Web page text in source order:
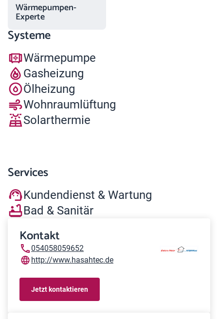
Wärmepumpen-
Experte
Systeme
Wärmepumpe
Gasheizung
Ölheizung
Wohnraumlüftung
Solarthermie
Services
Kundendienst & Wartung
Bad & Sanitär
Kontakt
054058059652
http://www.hasahtec.de
Jetzt kontaktieren